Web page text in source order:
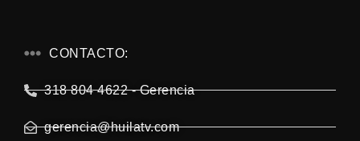
CONTACTO:
318 804 4622 - Gerencia
gerencia@huilatv.com